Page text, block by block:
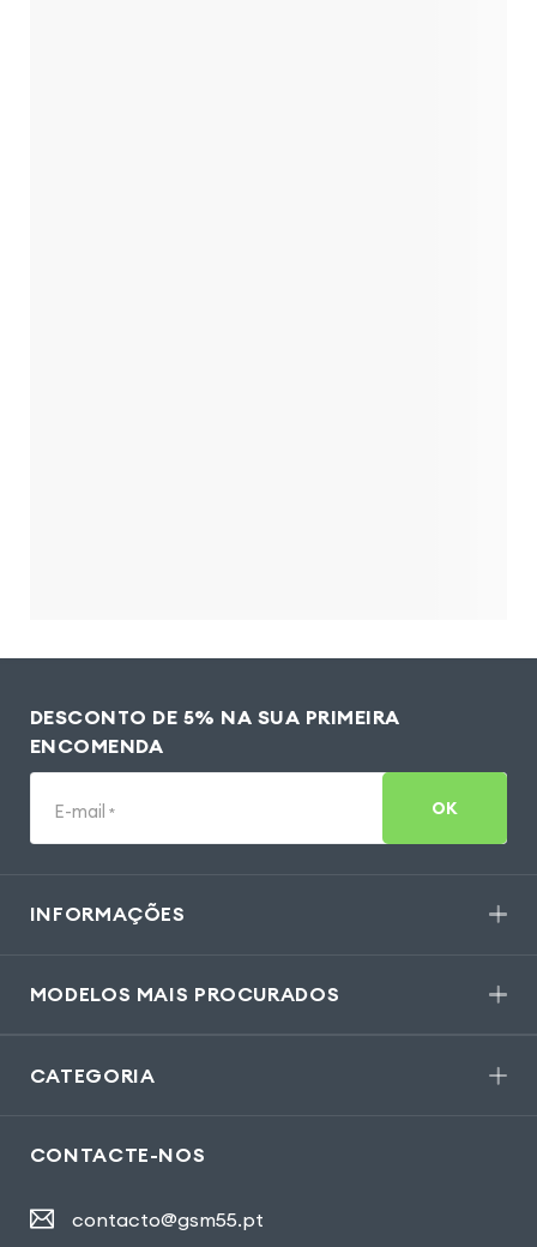
DESCONTO DE 5% NA SUA PRIMEIRA
ENCOMENDA
E-mail * OK
INFORMAÇÕES
MODELOS MAIS PROCURADOS
CATEGORIA
CONTACTE-NOS
contacto@gsm55.pt